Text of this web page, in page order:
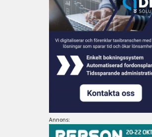
Annons: